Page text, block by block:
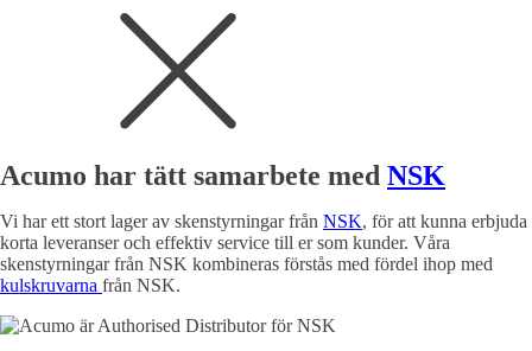
Acumo har tätt samarbete med NSK
Vi har ett stort lager av skenstyrningar från NSK, för att kunna erbjuda
korta leveranser och effektiv service till er som kunder. Våra
skenstyrningar från NSK kombineras förstås med fördel ihop med
kulskruvarna från NSK.